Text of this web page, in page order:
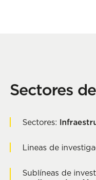
Sectores
Sectores:
Lineas de
Sublíneas de